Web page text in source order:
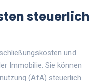
steuerlich
und
Immobilie. Sie können
(AfA) steuerlich